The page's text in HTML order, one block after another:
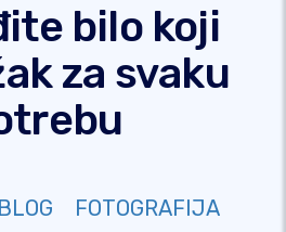
bilo koji
za svaku
BLOG
FOTOGRAFIJA